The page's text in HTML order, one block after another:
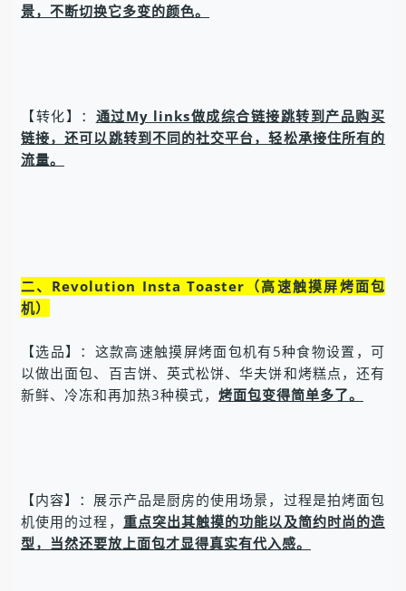
景，不断切换它多变的颜色。
【转化】： 通过My links做成综合链接跳转到产品购买
链接，还可以跳转到不同的社交平台，轻松承接住所有的
流量。
二、Revolution Insta Toaster（高速触摸屏烤面包
机）
【选品】：这款高速触摸屏烤面包机有5种食物设置，可
以做出面包、百吉饼、英式松饼、华夫饼和烤糕点，还有
新鲜、冷冻和再加热3种模式， 烤面包变得简单多了。
【内容】：展示产品是厨房的使用场景，过程是拍烤面包
机使用的过程， 重点突出其触摸的功能以及简约时尚的造
型，当然还要放上面包才显得真实有代入感。